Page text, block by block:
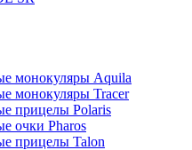
монокуляры Aquila
монокуляры Tracer
прицелы Polaris
очки Pharos
прицелы Talon